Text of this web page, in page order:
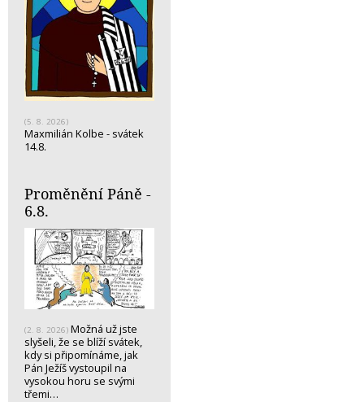
(5. 8. 2026)
Maxmilián Kolbe - svátek
14.8.
Proměnění Páně -
6.8.
(2. 8. 2026) Možná už jste
slyšeli, že se blíží svátek,
kdy si připomínáme, jak
Pán Ježíš vystoupil na
vysokou horu se svými
třemi…